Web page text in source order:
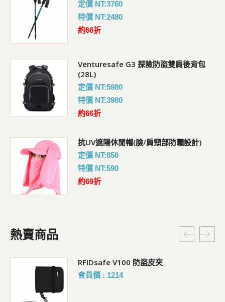
定價 NT:3760
特價 NT:2480
約66折
Venturesafe G3 探險防盜雙肩後背包
(28L)
定價 NT:5980
特價 NT:3980
約66折
抗UV遮陽休閒帽(臉/肩頸部防曬設計)
定價 NT:850
特價 NT:590
約69折
熱賣商品
RFIDsafe V100 防盜皮夾
會員價 : 1214